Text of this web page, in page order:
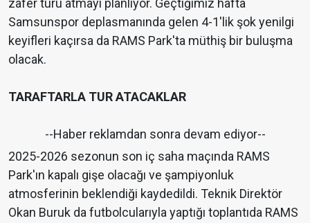
zafer turu atmayı planlıyor. Geçtiğimiz hafta
Samsunspor deplasmanında gelen 4-1'lik şok yenilgi
keyifleri kaçırsa da RAMS Park'ta müthiş bir buluşma
olacak.
TARAFTARLA TUR ATACAKLAR
--Haber reklamdan sonra devam ediyor--
2025-2026 sezonun son iç saha maçında RAMS
Park'ın kapalı gişe olacağı ve şampiyonluk
atmosferinin beklendiği kaydedildi. Teknik Direktör
Okan Buruk da futbolcularıyla yaptığı toplantıda RAMS